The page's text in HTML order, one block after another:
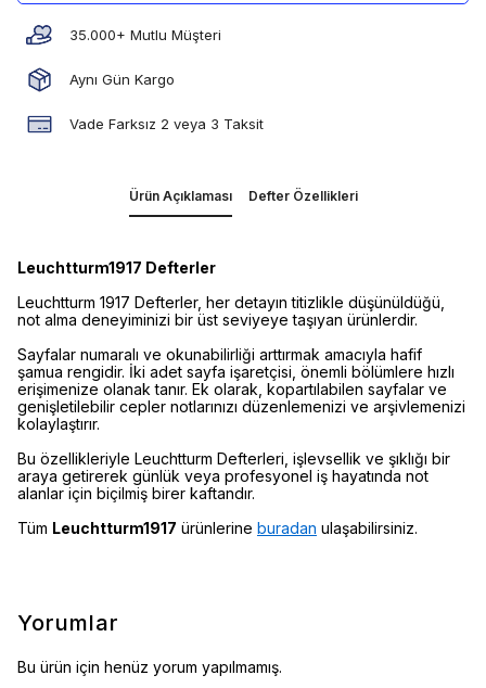
35.000+ Mutlu Müşteri
Aynı Gün Kargo
Vade Farksız 2 veya 3 Taksit
Ürün Açıklaması Defter Özellikleri
Leuchtturm1917 Defterler
Leuchtturm 1917 Defterler, her detayın titizlikle düşünüldüğü,
not alma deneyiminizi bir üst seviyeye taşıyan ürünlerdir.
Sayfalar numaralı ve okunabilirliği arttırmak amacıyla hafif
şamua rengidir. İki adet sayfa işaretçisi, önemli bölümlere hızlı
erişimenize olanak tanır. Ek olarak, kopartılabilen sayfalar ve
genişletilebilir cepler notlarınızı düzenlemenizi ve arşivlemenizi
kolaylaştırır.
Bu özellikleriyle Leuchtturm Defterleri, işlevsellik ve şıklığı bir
araya getirerek günlük veya profesyonel iş hayatında not
alanlar için biçilmiş birer kaftandır.
Tüm Leuchtturm1917 ürünlerine buradan ulaşabilirsiniz.
Yorumlar
Bu ürün için henüz yorum yapılmamış.